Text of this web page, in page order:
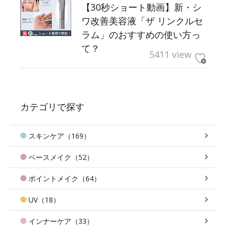
【30秒ショート動画】新・シ
ワ改善美容液「ザ リンクルセ
ラム」のおすすめの使い方っ
て？
5411 view
カテゴリで探す
スキンケア（169）
ベースメイク（52）
ポイントメイク（64）
UV（18）
インナーケア（33）